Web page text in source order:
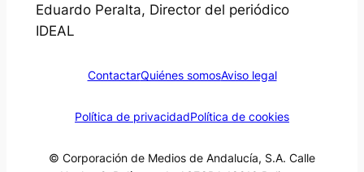
Eduardo Peralta, Director del periódico
IDEAL
ContactarQuiénes somosAviso legal
Política de privacidadPolítica de cookies
© Corporación de Medios de Andalucía, S.A. Calle